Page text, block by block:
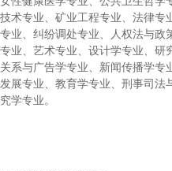
术专业、矿业工程专业、法律
业、纠纷调处专业、人权法与
业、艺术专业、设计学专业、
系与广告学专业、新闻传播学
展专业、教育学专业、刑事司
学专业。